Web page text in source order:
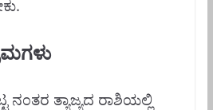
ನ೦ತರ ತ್ಯಾಜ್ಯದ ರಾಶಿಯಲ್ಲಿ